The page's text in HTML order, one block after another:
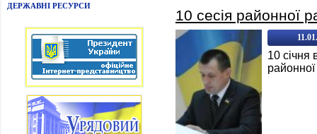
ДЕРЖАВНІ РЕСУРСИ
10 сесія районної
10 січня